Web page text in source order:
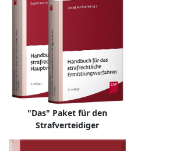
"Das" Paket für den
Strafverteidiger